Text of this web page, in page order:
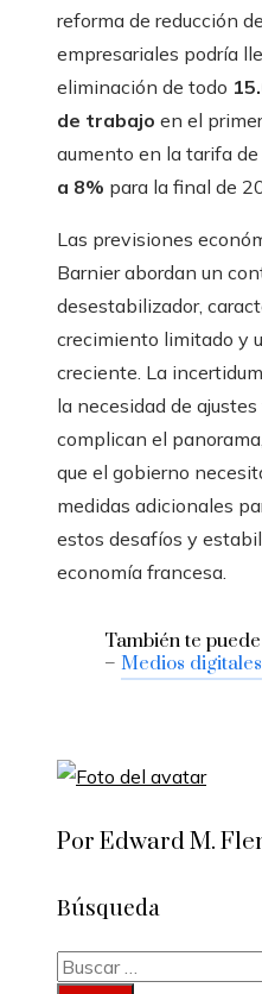
reforma de reducción
empresariales podría
eliminación de todo
de trabajo en el
aumento en la tarifa
a 8% para la final de
Las previsiones
Barnier abordan un
desestabilizador,
crecimiento limitado y
creciente. La
la necesidad de
complican el
que el gobierno
medidas adicionales
estos desafíos y
economía francesa.
También te
– Medios digitales
Por Edward M.
Búsqueda
Buscar: